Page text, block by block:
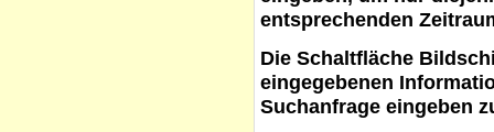
entsprechenden
Die Schaltfläche
eingegebenen
Suchanfrage eingeben